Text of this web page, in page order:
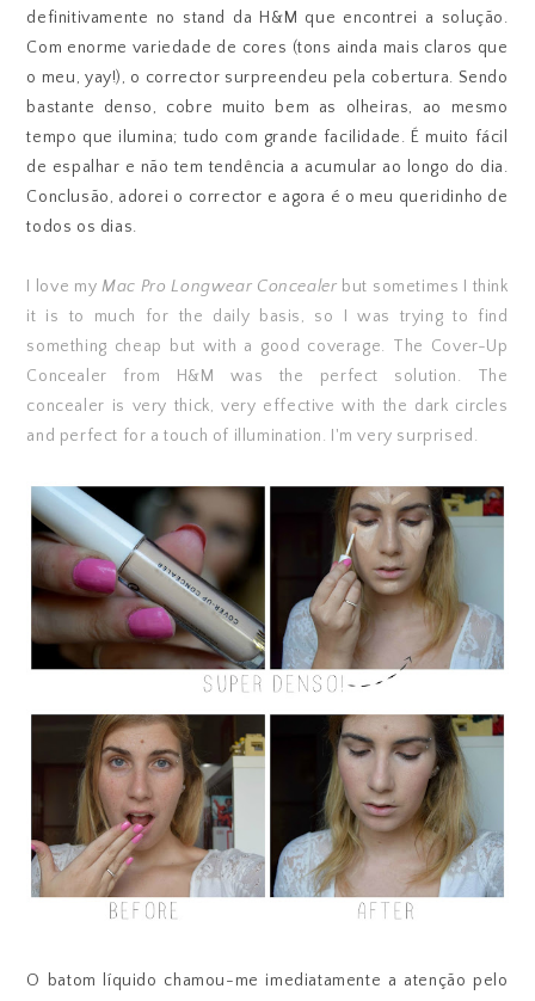
definitivamente no stand da H&M que encontrei a solução.
Com enorme variedade de cores (tons ainda mais claros que
o meu, yay!), o corrector surpreendeu pela cobertura. Sendo
bastante denso, cobre muito bem as olheiras, ao mesmo
tempo que ilumina; tudo com grande facilidade. É muito fácil
de espalhar e não tem tendência a acumular ao longo do dia.
Conclusão, adorei o corrector e agora é o meu queridinho de
todos os dias.
I love myMac Pro Longwear Concealer but sometimes I think
it is to much for the daily basis, so I was trying to find
something cheap but with a good coverage. The Cover-Up
Concealer from H&M was the perfect solution. The
concealer is very thick, very effective with the dark circles
and perfect for a touch of illumination. I'm very surprised.
O batom líquido chamou-me imediatamente a atenção pelo